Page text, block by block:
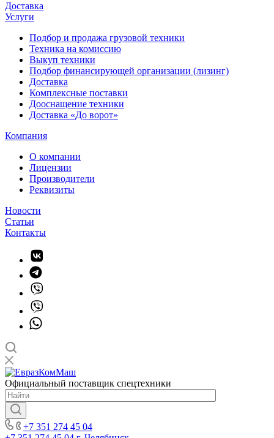
Доставка
Услуги
Подбор и продажа грузовой техники
Техника на комиссию
Выкуп техники
Подбор финансирующей организации (лизинг)
Доставка
Комплексные поставки
Дооснащение техники
Доставка «До ворот»
Компания
О компании
Лицензии
Производители
Реквизиты
Новости
Статьи
Контакты
Официальный поставщик спецтехники
+7 351 274 45 04